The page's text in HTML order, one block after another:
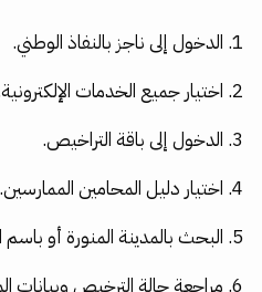
الدخول إلى ناجز بالنفاذ الوطني.
اختيار جميع الخدمات
الدخول إلى باقة التراخيص.
اختيار دليل المحامين الممارسين.
البحث بالمدينة المنورة أو
مراجعة حالة الترخيص وبيانات